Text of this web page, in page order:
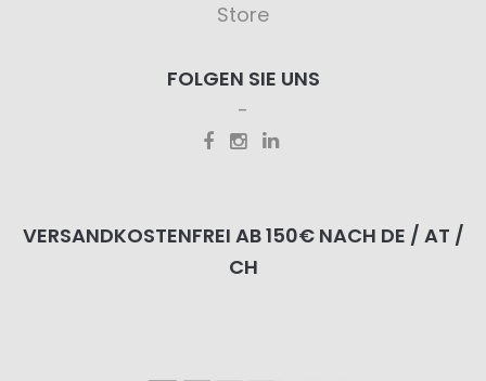
Store
FOLGEN SIE UNS
VERSANDKOSTENFREI AB 150€ NACH DE / AT /
CH